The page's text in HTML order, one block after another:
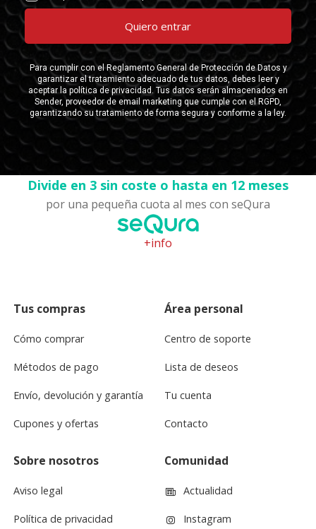
Divide en 3 sin coste o hasta en 12 meses
por una pequeña cuota al mes con seQura
+info
Tus compras
Cómo comprar
Métodos de pago
Envío, devolución y garantía
Cupones y ofertas
Área personal
Centro de soporte
Lista de deseos
Tu cuenta
Contacto
Sobre nosotros
Aviso legal
Política de privacidad
Comunidad
Actualidad
Instagram